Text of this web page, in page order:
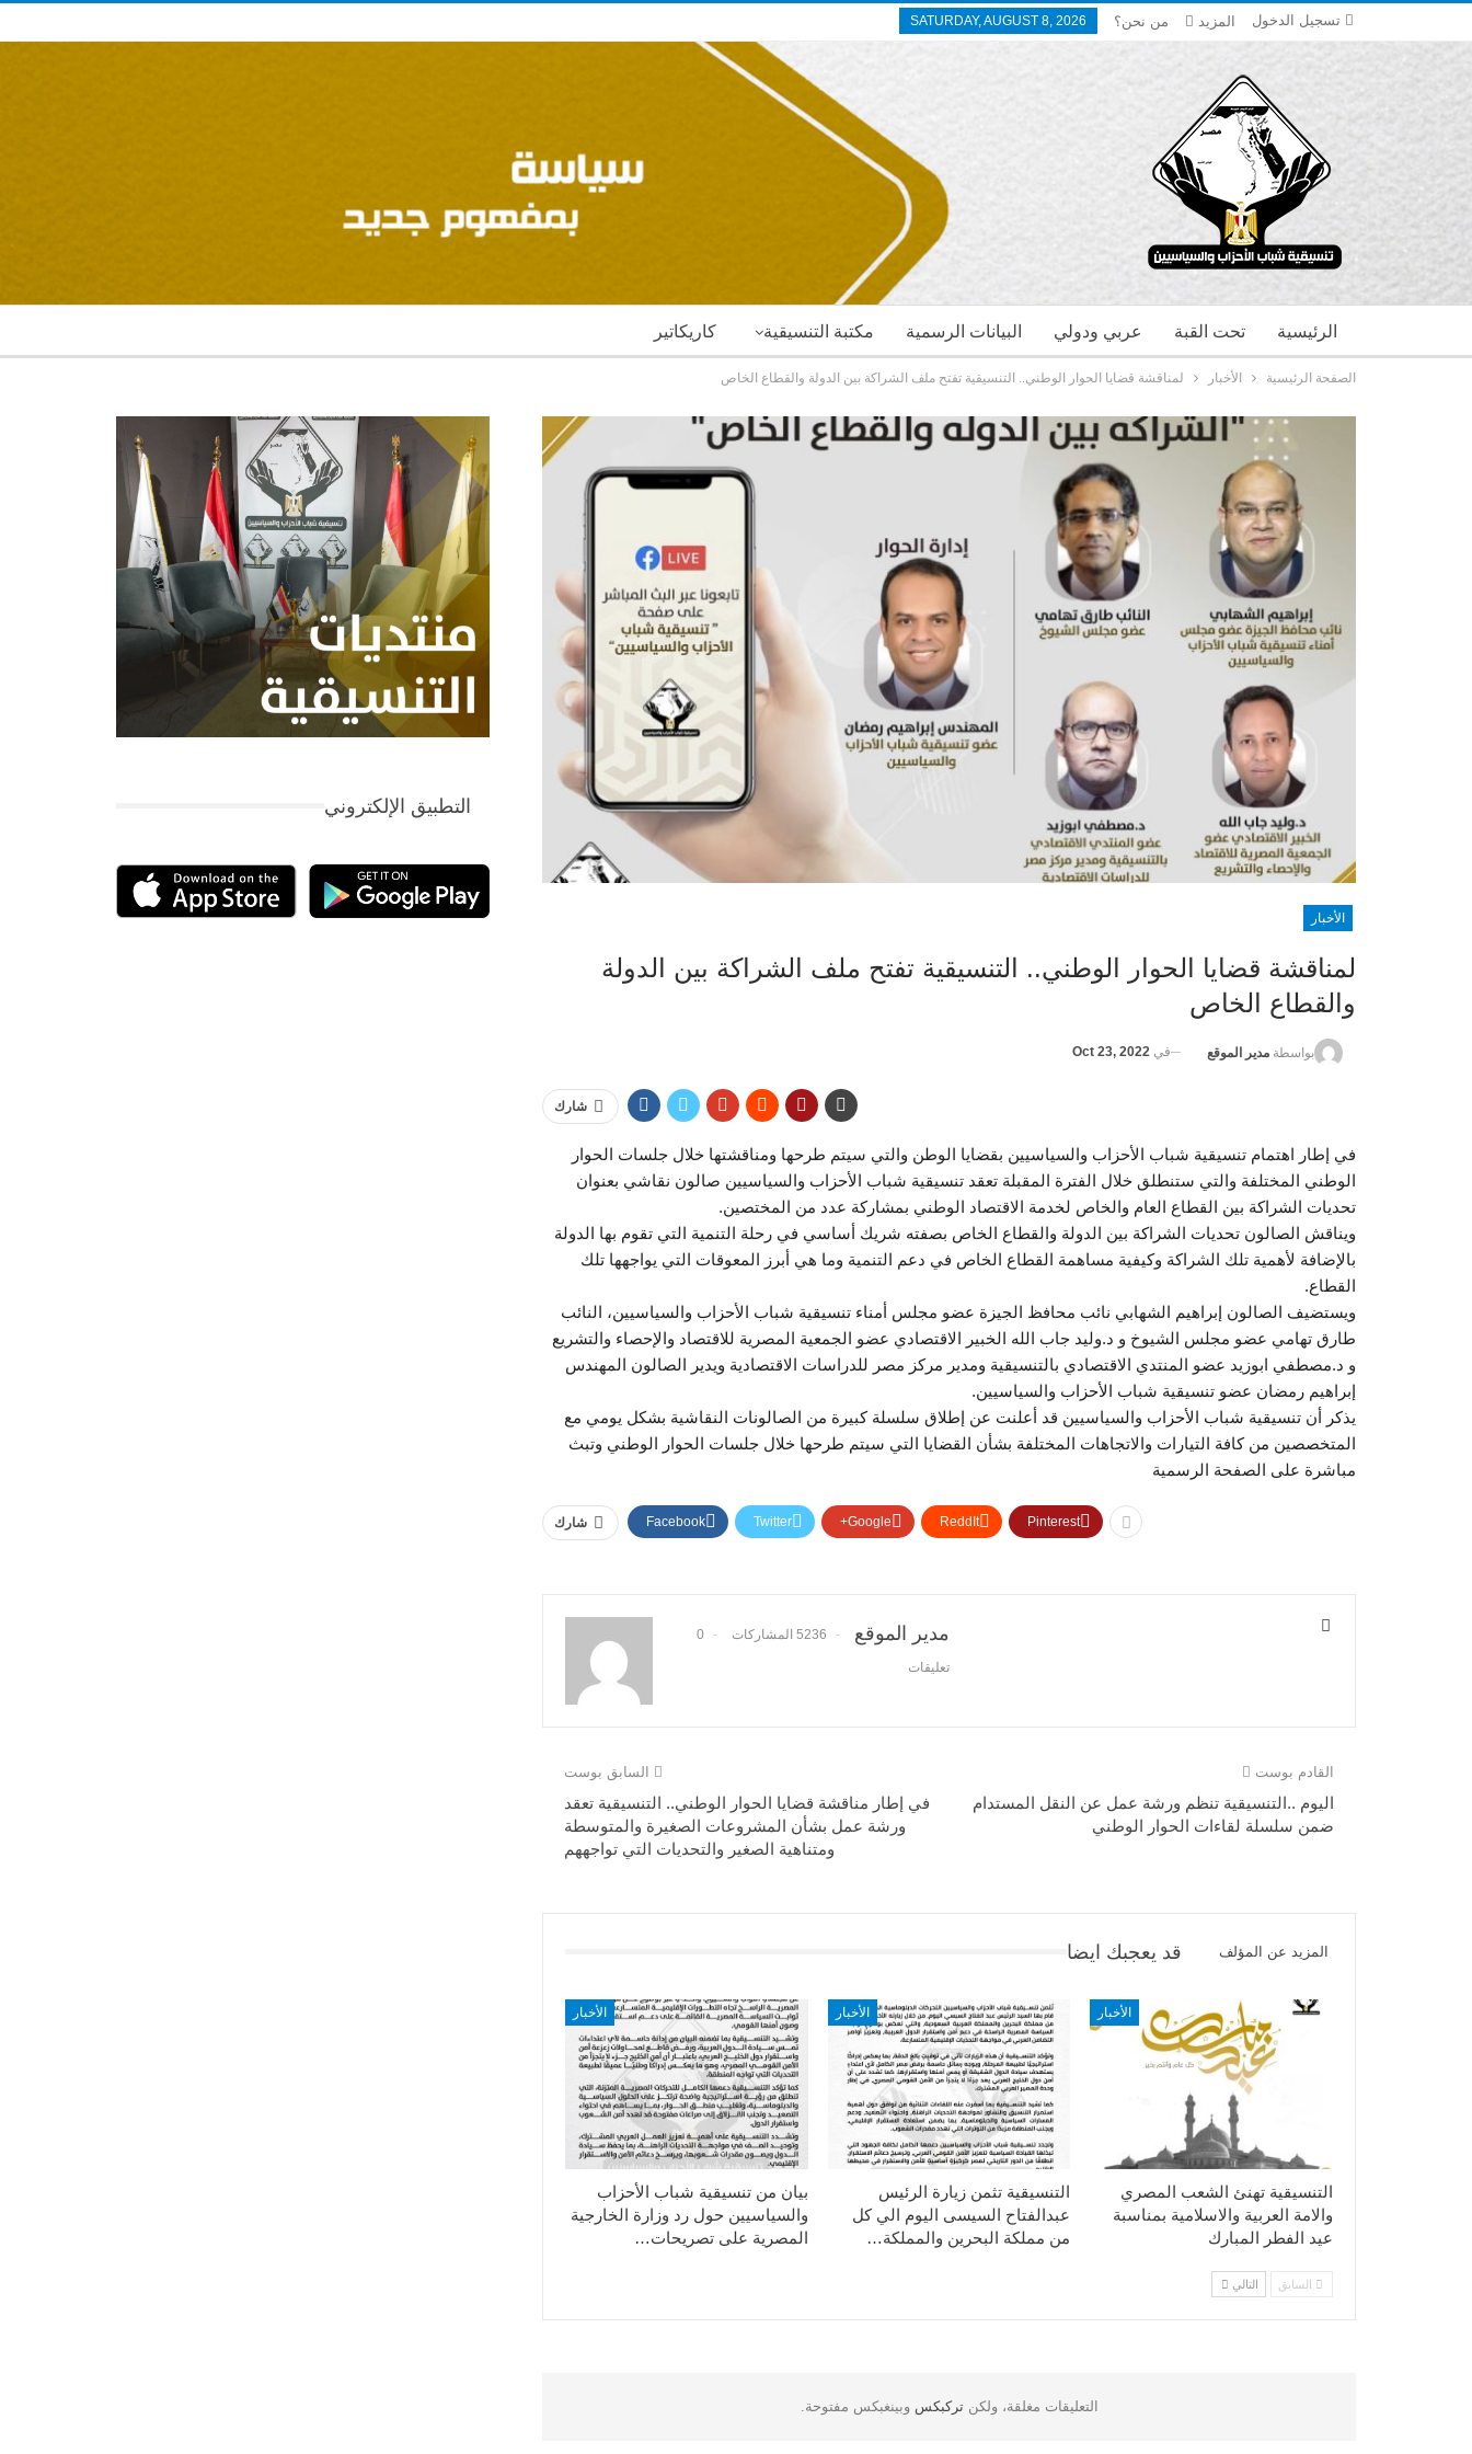
تسجيل الدخول SATURDAY, AUGUST 8, 2026 من نحن؟ المزيد
كاريكاتير مكتبة التنسيقية البيانات الرسمية عربي ودولي تحت القبة الرئيسية
الصفحة الرئيسية الأخبار لمناقشة قضايا الحوار الوطني.. التنسيقية تفتح ملف الشراكة بين الدولة والقطاع الخاص
الأخبار
لمناقشة قضايا الحوار الوطني.. التنسيقية تفتح ملف الشراكة بين الدولة
والقطاع الخاص
بواسطة مدير الموقع في Oct 23, 2022
شارك
في إطار اهتمام تنسيقية شباب الأحزاب والسياسيين بقضايا الوطن والتي سيتم طرحها ومناقشتها خلال جلسات الحوار
الوطني المختلفة والتي ستنطلق خلال الفترة المقبلة تعقد تنسيقية شباب الأحزاب والسياسيين صالون نقاشي بعنوان
تحديات الشراكة بين القطاع العام والخاص لخدمة الاقتصاد الوطني بمشاركة عدد من المختصين.
ويناقش الصالون تحديات الشراكة بين الدولة والقطاع الخاص بصفته شريك أساسي في رحلة التنمية التي تقوم بها الدولة
بالإضافة لأهمية تلك الشراكة وكيفية مساهمة القطاع الخاص في دعم التنمية وما هي أبرز المعوقات التي يواجهها تلك
القطاع.
ويستضيف الصالون إبراهيم الشهابي نائب محافظ الجيزة عضو مجلس أمناء تنسيقية شباب الأحزاب والسياسيين، النائب
طارق تهامي عضو مجلس الشيوخ و د.وليد جاب الله الخبير الاقتصادي عضو الجمعية المصرية للاقتصاد والإحصاء والتشريع
و د.مصطفي ابوزيد عضو المنتدي الاقتصادي بالتنسيقية ومدير مركز مصر للدراسات الاقتصادية ويدير الصالون المهندس
إبراهيم رمضان عضو تنسيقية شباب الأحزاب والسياسيين.
يذكر أن تنسيقية شباب الأحزاب والسياسيين قد أعلنت عن إطلاق سلسلة كبيرة من الصالونات النقاشية بشكل يومي مع
المتخصصين من كافة التيارات والاتجاهات المختلفة بشأن القضايا التي سيتم طرحها خلال جلسات الحوار الوطني وتبث
مباشرة على الصفحة الرسمية
شارك Facebook Twitter Google+ ReddIt Pinterest
مدير الموقع 5236 المشاركات 0
تعليقات
السابق بوست
في إطار مناقشة قضايا الحوار الوطني.. التنسيقية تعقد
ورشة عمل بشأن المشروعات الصغيرة والمتوسطة
ومتناهية الصغير والتحديات التي تواجههم
القادم بوست
اليوم ..التنسيقية تنظم ورشة عمل عن النقل المستدام
ضمن سلسلة لقاءات الحوار الوطني
قد يعجبك ايضا المزيد عن المؤلف
الأخبار
بيان من تنسيقية شباب الأحزاب
والسياسيين حول رد وزارة الخارجية
المصرية على تصريحات…
الأخبار
التنسيقية تثمن زيارة الرئيس
عبدالفتاح السيسى اليوم الي كل
من مملكة البحرين والمملكة…
الأخبار
التنسيقية تهنئ الشعب المصري
والامة العربية والاسلامية بمناسبة
عيد الفطر المبارك
السابق التالي
التعليقات مغلقة، ولكنتركبكسوبينغبكس مفتوحة.
التطبيق الإلكتروني